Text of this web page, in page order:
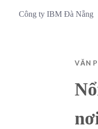
Công ty IBM Đà Nẵng
VĂN